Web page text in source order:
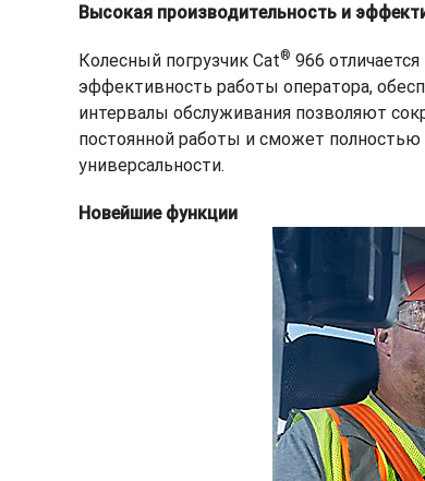
Высокая производительность и
Колесный погрузчик Cat® 966
эффективность работы оператора,
интервалы обслуживания позволяют
постоянной работы и сможет полностью
универсальности.
Новейшие функции